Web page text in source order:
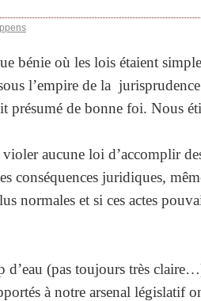
bénie où les lois étaient
l’empire de la
présumé de bonne foi. Nous
aucune loi d’accomplir
conséquences juridiques,
normales et si ces actes
d’eau (pas toujours très
à notre arsenal législatif